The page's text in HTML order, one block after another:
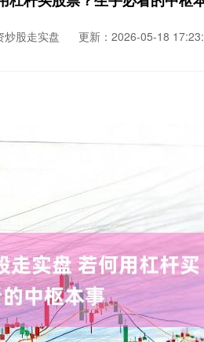
炒股走实盘 更新：2026-05-18